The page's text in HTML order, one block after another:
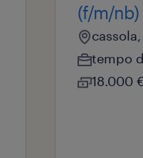
(f/m/nb)
tempo
18.000